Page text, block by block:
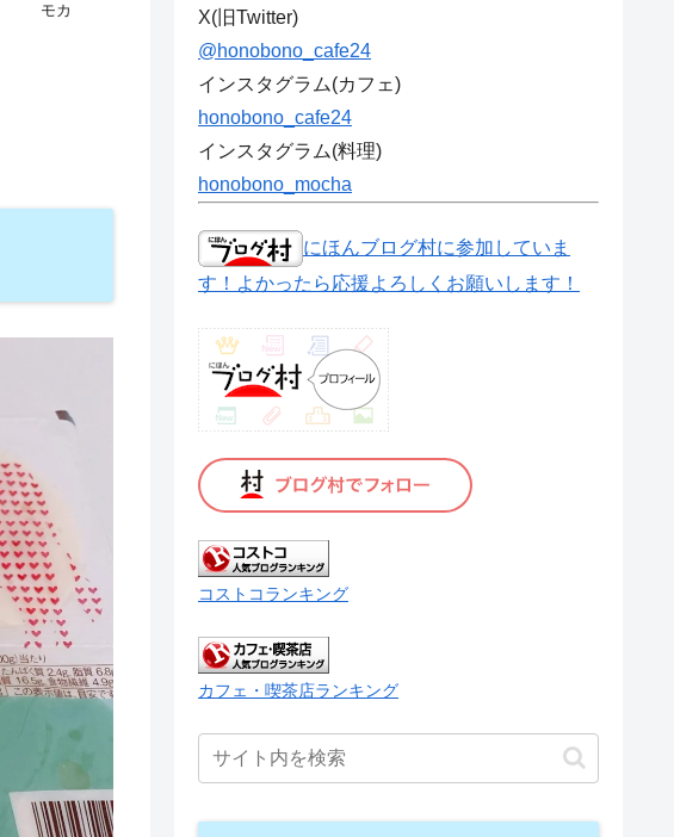
モカ
X(旧Twitter)
@honobono_cafe24
インスタグラム(カフェ)
honobono_cafe24
インスタグラム(料理)
honobono_mocha
にほんブログ村に参加していま
す！よかったら応援よろしくお願いします！
コストコランキング
カフェ・喫茶店ランキング